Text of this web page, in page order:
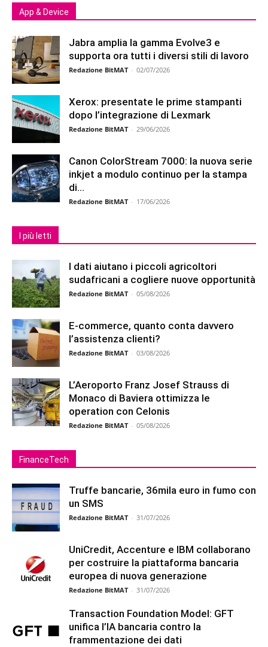
App & Device
Jabra amplia la gamma Evolve3 e
supporta ora tutti i diversi stili di lavoro
Redazione BitMAT - 02/07/2026
Xerox: presentate le prime stampanti
dopo l’integrazione di Lexmark
Redazione BitMAT - 29/06/2026
Canon ColorStream 7000: la nuova serie
inkjet a modulo continuo per la stampa
di...
Redazione BitMAT - 17/06/2026
I più letti
I dati aiutano i piccoli agricoltori
sudafricani a cogliere nuove opportunità
Redazione BitMAT - 05/08/2026
E-commerce, quanto conta davvero
l’assistenza clienti?
Redazione BitMAT - 03/08/2026
L’Aeroporto Franz Josef Strauss di
Monaco di Baviera ottimizza le
operation con Celonis
Redazione BitMAT - 05/08/2026
FinanceTech
Truffe bancarie, 36mila euro in fumo con
un SMS
Redazione BitMAT - 31/07/2026
UniCredit, Accenture e IBM collaborano
per costruire la piattaforma bancaria
europea di nuova generazione
Redazione BitMAT - 31/07/2026
Transaction Foundation Model: GFT
unifica l’IA bancaria contro la
frammentazione dei dati